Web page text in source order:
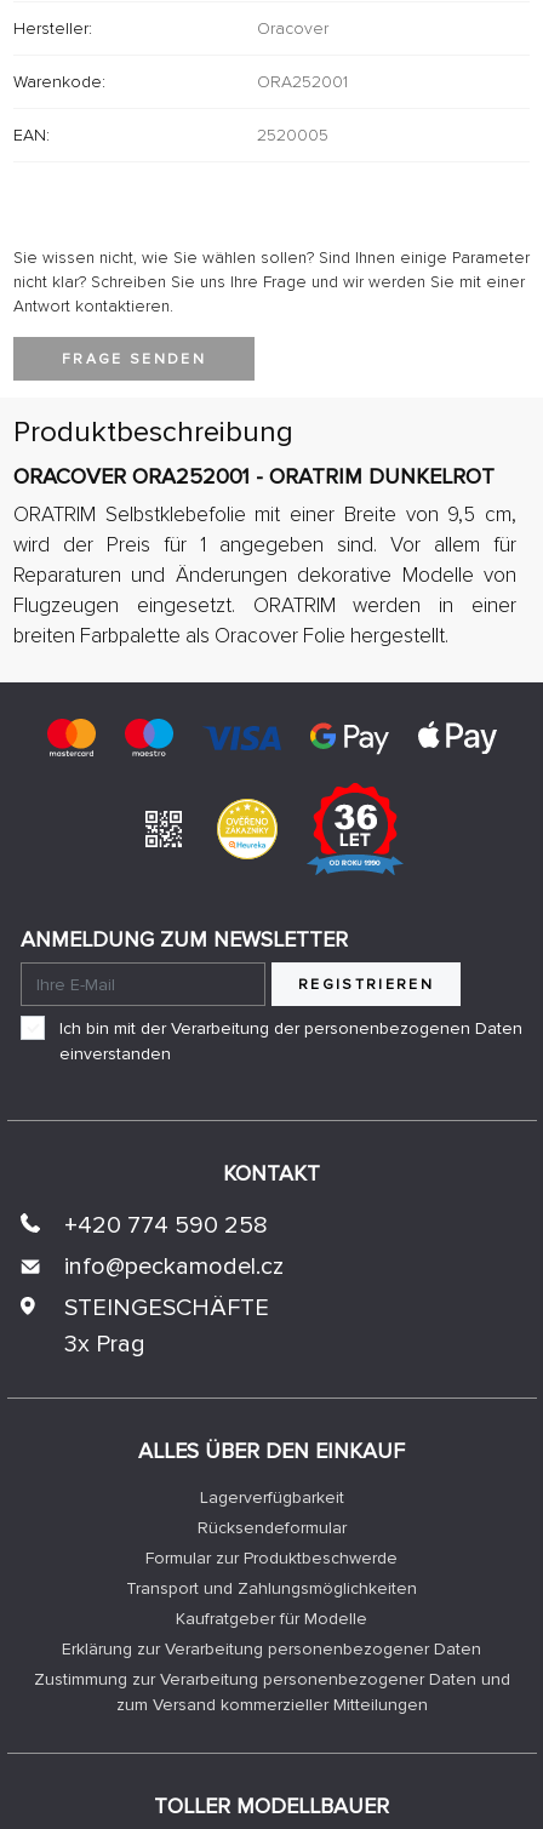
Hersteller: Oracover
Warenkode: ORA252001
EAN: 2520005
Sie wissen nicht, wie Sie wählen sollen? Sind Ihnen einige Parameter
nicht klar? Schreiben Sie uns Ihre Frage und wir werden Sie mit einer
Antwort kontaktieren.
FRAGE SENDEN
Produktbeschreibung
ORACOVER ORA252001 - ORATRIM DUNKELROT
ORATRIM Selbstklebefolie mit einer Breite von 9,5 cm,
wird der Preis für 1 angegeben sind. Vor allem für
Reparaturen und Änderungen dekorative Modelle von
Flugzeugen eingesetzt. ORATRIM werden in einer
breiten Farbpalette als Oracover Folie hergestellt.
ALLES ÜBER DEN EINKAUF
Lagerverfügbarkeit
Rücksendeformular
Formular zur Produktbeschwerde
Transport und Zahlungsmöglichkeiten
Kaufratgeber für Modelle
Erklärung zur Verarbeitung personenbezogener Daten
Zustimmung zur Verarbeitung personenbezogener Daten und
zum Versand kommerzieller Mitteilungen
TOLLER MODELLBAUER
KONTAKT
+420 774 590 258
info@peckamodel.cz
STEINGESCHÄFTE
3x Prag
ANMELDUNG ZUM NEWSLETTER
REGISTRIEREN
Ich bin mit der Verarbeitung der personenbezogenen Daten
einverstanden